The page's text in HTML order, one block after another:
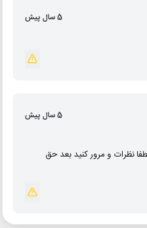
5 سال پیش
5 سال پیش
نظرات و مرور کنید بعد حق